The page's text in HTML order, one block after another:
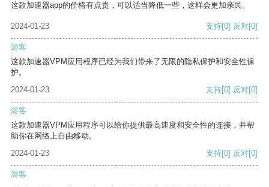
这款加速器app的价格有点贵，可以适当降低一些，这样会更加亲民。
2024-01-23 支持[0] 反对[0]
游客
这款加速器VPM应用程序已经为我们带来了无限的隐私保护和安全性保
护。
2024-01-23
支持[0] 反对[0]
游客
这款加速器VPM应用程序可以给你提供最高速度和安全性的连接，并帮
助你在网络上自由移动。
2024-01-23
支持[0] 反对[0]
游客